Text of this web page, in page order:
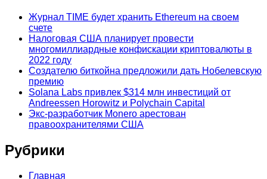
Журнал TIME будет хранить Ethereum на своем
счете
Налоговая США планирует провести
многомиллиардные конфискации криптовалюты в
2022 году
Создателю биткойна предложили дать Нобелевскую
премию
Solana Labs привлек $314 млн инвестиций от
Andreessen Horowitz и Polychain Capital
Экс-разработчик Monero арестован
правоохранителями США
Рубрики
Главная